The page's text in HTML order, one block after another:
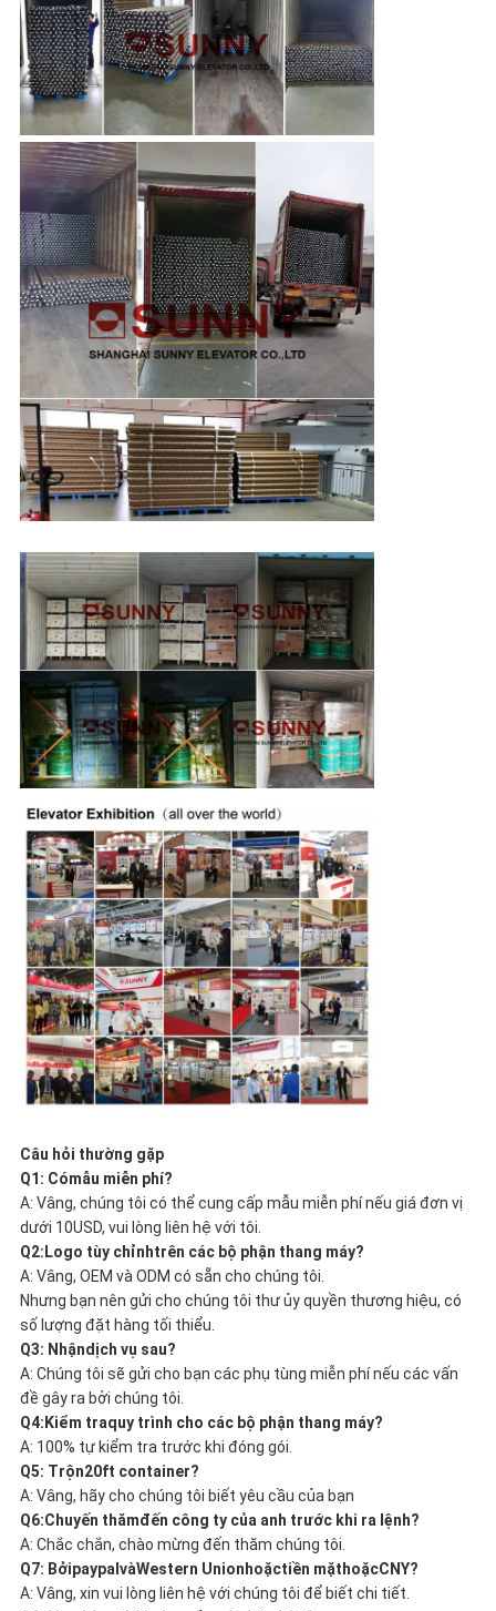
Câu hỏi thường gặp
Q1: Cómẫu miễn phí?
A: Vâng, chúng tôi có thể cung cấp mẫu miễn phí nếu giá đơn vị
dưới 10USD, vui lòng liên hệ với tôi.
Q2: Logo tùy chỉnhtrên các bộ phận thang máy?
A: Vâng, OEM và ODM có sẵn cho chúng tôi.
Nhưng bạn nên gửi cho chúng tôi thư ủy quyền thương hiệu, có
số lượng đặt hàng tối thiểu.
Q3: Nhậndịch vụ sau?
A: Chúng tôi sẽ gửi cho bạn các phụ tùng miễn phí nếu các vấn
đề gây ra bởi chúng tôi.
Q4: Kiểm traquy trình cho các bộ phận thang máy?
A: 100% tự kiểm tra trước khi đóng gói.
Q5: Trộn20ft container?
A: Vâng, hãy cho chúng tôi biết yêu cầu của bạn
Q6:Chuyến thămđến công ty của anh trước khi ra lệnh?
A: Chắc chắn, chào mừng đến thăm chúng tôi.
Q7: Bởipaypal vàWestern Union hoặctiền mặt hoặcCNY?
A: Vâng, xin vui lòng liên hệ với chúng tôi để biết chi tiết.